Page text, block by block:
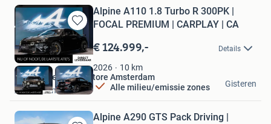
Bewaren
Mijn
Favorieten
Alpine A110 1.8 Turbo R 300PK |
FOCAL PREMIUM | CARPLAY | CA
€ 124.999,- Details
2026 10 km
Alle milieu/emissie zones
Van Mossel Alpine Store Amsterdam
Amsterdam
Gisteren
Alpine A290 GTS Pack Driving |